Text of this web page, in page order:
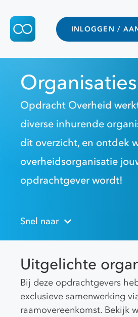
INLOGGEN /
Organisaties
Opdracht Overheid
diverse inhurende
dit overzicht, en ontdek
overheidsorganisatie
opdrachtgever wordt!
Snel naar
Uitgelichte
Bij deze opdrachtgevers
exclusieve samenwerking
raamovereenkomst. Bekijk